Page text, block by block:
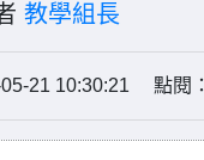
教學組長
21 10:30:21 點閱：